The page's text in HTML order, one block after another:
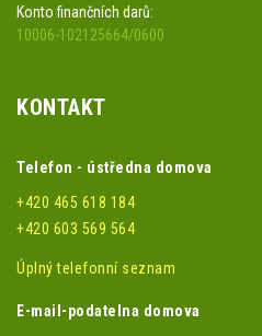
Konto finančních darů:
10006-102125664/0600
KONTAKT
Telefon - ústředna domova
+420 465 618 184
+420 603 569 564
Úplný telefonní seznam
E-mail-podatelna domova